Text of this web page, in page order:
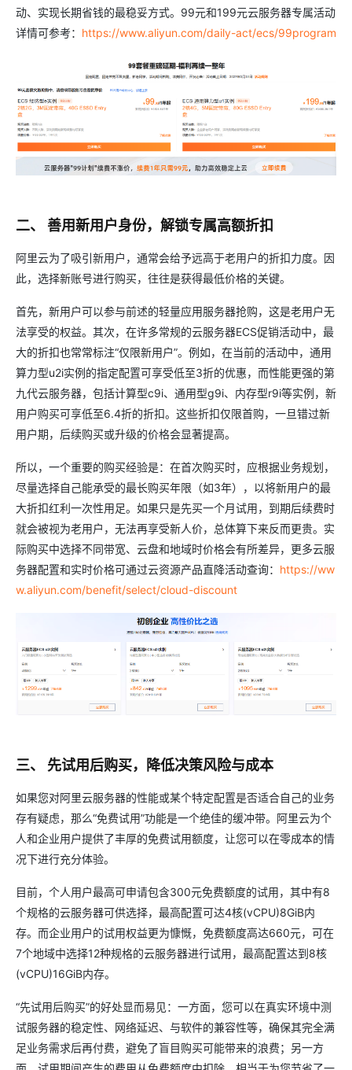
动、实现长期省钱的最稳妥方式。99元和199元云服务器专属活动
详情可参考： https://www.aliyun.com/daily-act/ecs/99program
二、 善用新用户身份，解锁专属高额折扣
阿里云为了吸引新用户，通常会给予远高于老用户的折扣力度。因
此，选择新账号进行购买，往往是获得最低价格的关键。
首先，新用户可以参与前述的轻量应用服务器抢购，这是老用户无
法享受的权益。其次，在许多常规的云服务器ECS促销活动中，最
大的折扣也常常标注“仅限新用户”。例如，在当前的活动中，通用
算力型u2i实例的指定配置可享受低至3折的优惠，而性能更强的第
九代云服务器，包括计算型c9i、通用型g9i、内存型r9i等实例，新
用户购买可享低至6.4折的折扣。这些折扣仅限首购，一旦错过新
用户期，后续购买或升级的价格会显著提高。
所以，一个重要的购买经验是：在首次购买时，应根据业务规划，
尽量选择自己能承受的最长购买年限（如3年），以将新用户的最
大折扣红利一次性用足。如果只是先买一个月试用，到期后续费时
就会被视为老用户，无法再享受新人价，总体算下来反而更贵。实
际购买中选择不同带宽、云盘和地域时价格会有所差异，更多云服
务器配置和实时价格可通过云资源产品直降活动查询： https://ww
w.aliyun.com/benefit/select/cloud-discount
三、 先试用后购买，降低决策风险与成本
如果您对阿里云服务器的性能或某个特定配置是否适合自己的业务
存有疑虑，那么“免费试用”功能是一个绝佳的缓冲带。阿里云为个
人和企业用户提供了丰厚的免费试用额度，让您可以在零成本的情
况下进行充分体验。
目前，个人用户最高可申请包含300元免费额度的试用，其中有8
个规格的云服务器可供选择，最高配置可达4核(vCPU)8GiB内
存。而企业用户的试用权益更为慷慨，免费额度高达660元，可在
7个地域中选择12种规格的云服务器进行试用，最高配置达到8核
(vCPU)16GiB内存。
“先试用后购买”的好处显而易见：一方面，您可以在真实环境中测
试服务器的稳定性、网络延迟、与软件的兼容性等，确保其完全满
足业务需求后再付费，避免了盲目购买可能带来的浪费；另一方